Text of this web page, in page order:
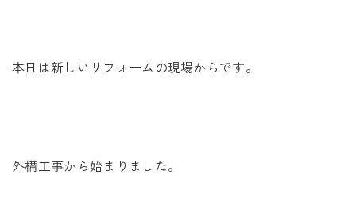
本日は新しいリフォームの現場からです。
外構工事から始まりました。